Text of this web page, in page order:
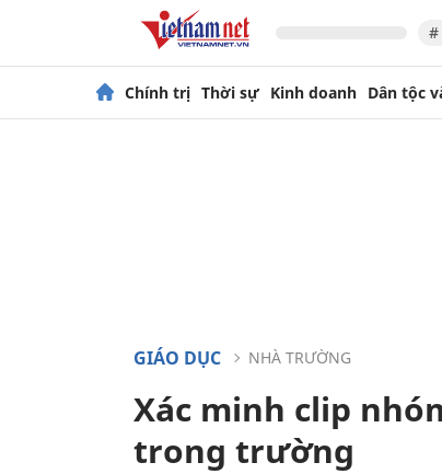
#
Chính trị Thời sự Kinh doanh Dân tộc
GIÁO DỤC NHÀ TRƯỜNG
Xác minh clip
trong trường